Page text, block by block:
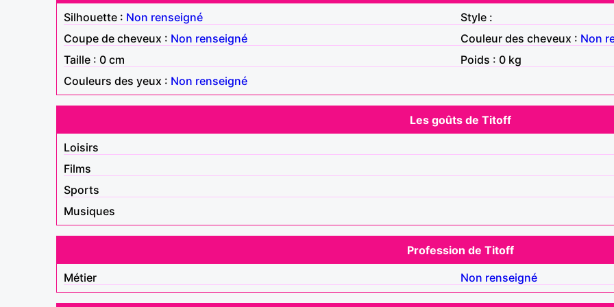
Silhouette : Non renseigné
Style :
Coupe de cheveux : Non renseigné Couleur des cheveux : Non
Taille : 0 cm
Poids : 0 kg
Couleurs des yeux : Non renseigné
Les goûts de Titoff
Loisirs
Films
Sports
Musiques
Profession de Titoff
Métier
Non renseigné